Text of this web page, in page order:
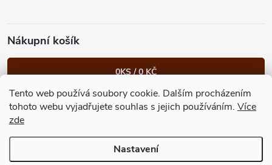
Tento web používá soubory cookie. Dalším procházením
tohoto webu vyjadřujete souhlas s jejich používáním. Více
zde
Nastavení
Nákupní košík
0KS /0 KČ
Heureka.cz Facebook Instagram Bonvolo - přidej se taky
GastroKlub.cz. Všechna práva vyhrazena.